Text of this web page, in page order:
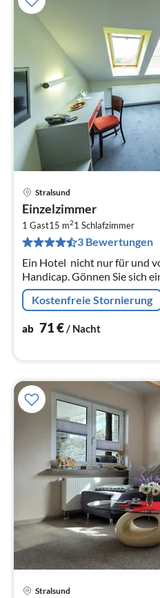
Stralsund
Einzelzimmer
1 Gast15 m21 Schlafzimmer
3 Bewertungen
Ein Hotel  nicht nur für und
Handicap. Gönnen Sie sich
unserem ruhig gelegenen
Strelasund.
Kostenfreie Stornierung
ab 71€ / Nacht
Stralsund